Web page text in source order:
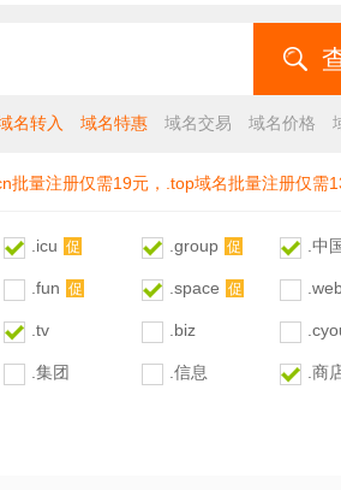
名转入 域名特惠 域名交易 域名价格
批量注册仅需19元，.top域名批量注册仅需
.icu 促 .group 促 .中
.fun 促 .space 促
.tv .biz
.集团 .信息 .商